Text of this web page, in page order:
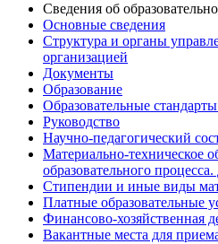
Сведения об
Основные сведения
Структура и органы
организацией
Документы
Образование
Образовательные
Руководство
Научно-педагогический
Материально-техническое
образовательного
Стипендии и иные виды
Платные образовательные
Финансово-хозяйственная
Вакантные места для